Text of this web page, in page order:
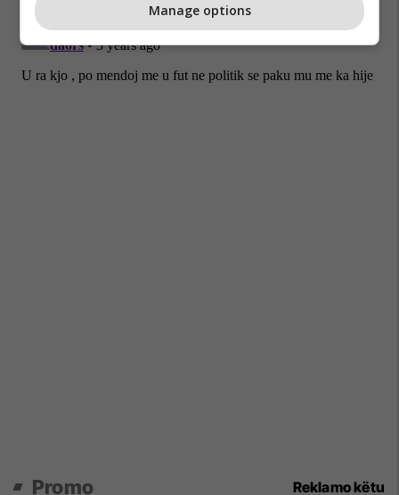
Promo Reklamo këtu
Manage options